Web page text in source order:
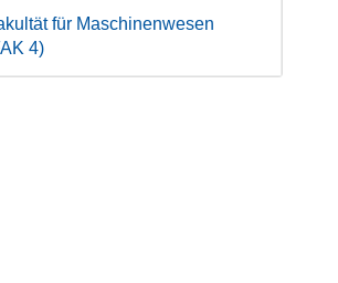
für Maschinenwesen
4)